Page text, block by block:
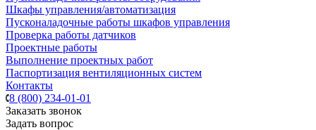
Шкафы управления/автоматизация
Пусконаладочные работы шкафов управления
Проверка работы датчиков
Проектные работы
Выполнение проектных работ
Паспортизация вентиляционных систем
Контакты
8 (800) 234-01-01
Заказать звонок
Задать вопрос